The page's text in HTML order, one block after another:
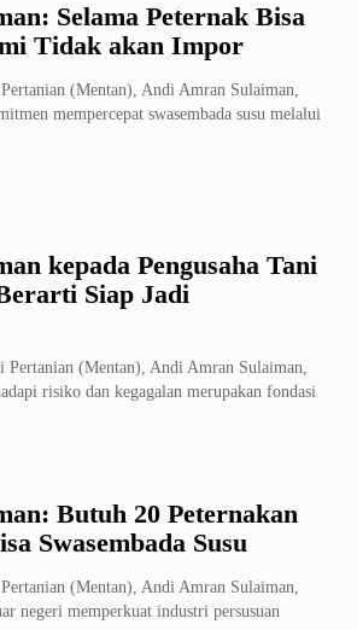
Selama Peternak Bisa
Tidak akan Impor
(Mentan), Andi Amran Sulaiman,
mempercepat swasembada susu melalui
kepada Pengusaha Tani
Siap Jadi
(Mentan), Andi Amran Sulaiman,
risiko dan kegagalan merupakan fondasi
Butuh 20 Peternakan
Swasembada Susu
(Mentan), Andi Amran Sulaiman,
negeri memperkuat industri persusuan